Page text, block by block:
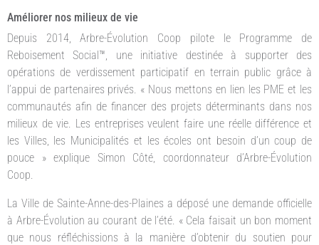
Améliorer nos milieux de vie
Depuis 2014, Arbre-Évolution Coop pilote le Programme de
Reboisement Social™, une initiative destinée à supporter des
opérations de verdissement participatif en terrain public grâce à
l’appui de partenaires privés. « Nous mettons en lien les PME et les
communautés afin de financer des projets déterminants dans nos
milieux de vie. Les entreprises veulent faire une réelle différence et
les Villes, les Municipalités et les écoles ont besoin d’un coup de
pouce » explique Simon Côté, coordonnateur d’Arbre-Évolution
Coop.
La Ville de Sainte-Anne-des-Plaines a déposé une demande officielle
à Arbre-Évolution au courant de l’été. « Cela faisait un bon moment
que nous réfléchissions à la manière d’obtenir du soutien pour